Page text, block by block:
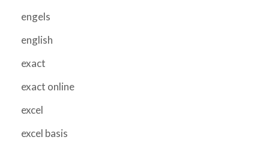
engels
english
exact
exact online
excel
excel basis